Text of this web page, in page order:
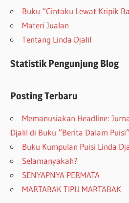
Buku “Cintaku Lewat Kripik
Materi Jualan
Tentang Linda Djalil
Statistik Pengunjung Blog
Posting Terbaru
Memanusiakan Headline:
Djalil di Buku “Berita Dalam Puisi”
Buku Kumpulan Puisi Linda
Selamanyakah?
SENYAPNYA PERMATA
MARTABAK TIPU MARTABAK